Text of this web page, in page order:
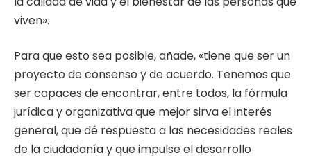
viven».
Para que esto sea posible, añade, «tiene que ser un
proyecto de consenso y de acuerdo. Tenemos que
ser capaces de encontrar, entre todos, la fórmula
jurídica y organizativa que mejor sirva el interés
general, que dé respuesta a las necesidades reales
de la ciudadanía y que impulse el desarrollo